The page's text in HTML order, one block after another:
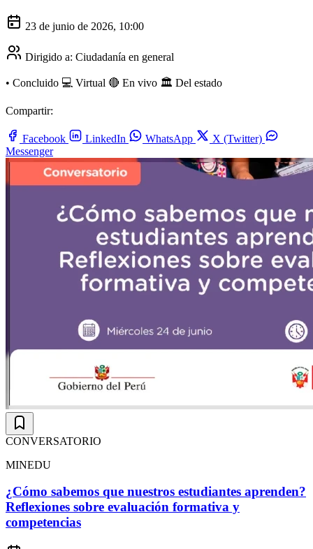
23 de junio de 2026, 10:00
Dirigido a: Ciudadanía en general
• Concluido 💻 Virtual 🔴 En vivo 🏛️ Del estado
Compartir:
Facebook LinkedIn WhatsApp
X (Twitter)
Messenger
CONVERSATORIO
MINEDU
¿Cómo sabemos que nuestros estudiantes aprenden?
Reflexiones sobre evaluación formativa y
competencias